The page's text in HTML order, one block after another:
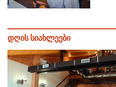
დღის სიახლეები